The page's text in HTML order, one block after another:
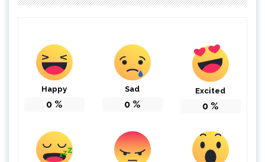
Happy
0 %
Sad
0 %
Excited
0 %